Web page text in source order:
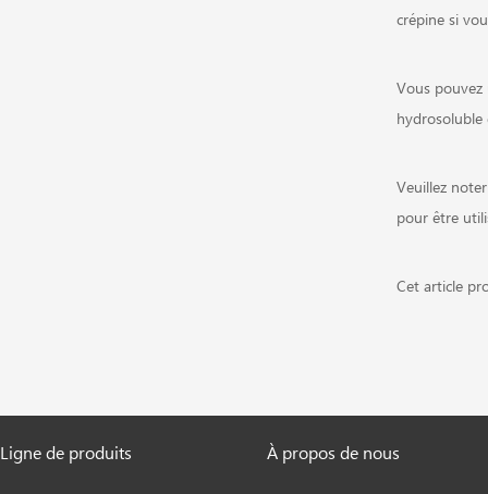
crépine si
Vous
Veuillez
pour être
Cet article
Ligne de produits À propos de nous